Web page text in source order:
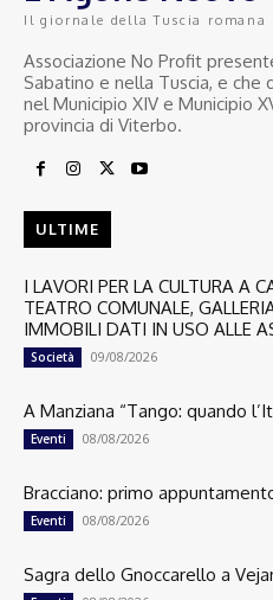
Il giornale della Tuscia romana
Associazione No Profit
Sabatino e nella Tuscia, e
nel Municipio XIV e Municipio
provincia di Viterbo.
ULTIME
I LAVORI PER LA CULTURA A
TEATRO COMUNALE,
IMMOBILI DATI IN USO ALLE
Società 09/08/2026
A Manziana “Tango: quando
Eventi 08/08/2026
Bracciano: primo
Eventi 08/08/2026
Sagra dello Gnoccarello a